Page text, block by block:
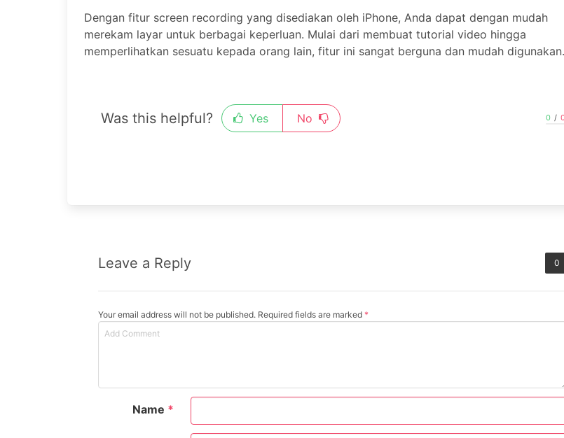
Dengan fitur screen recording yang disediakan oleh iPhone, Anda dapat dengan mudah
merekam layar untuk berbagai keperluan. Mulai dari membuat tutorial video hingga
memperlihatkan sesuatu kepada orang lain, fitur ini sangat berguna dan mudah digunakan.
Was this helpful? Yes No 0 /
Leave a Reply 0
Your email address will not be published. Required fields are marked *
Name *